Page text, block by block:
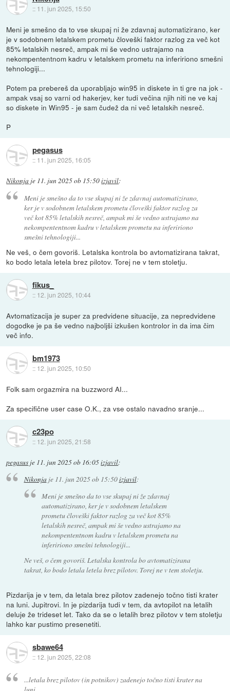
:: 11. jun 2025, 15:50
Meni je smešno da to vse skupaj ni že zdavnaj automatizirano, ker
je v sodobnem letalskem prometu človeški faktor razlog za več kot
85% letalskih nesreč, ampak mi še vedno ustrajamo na
nekompententnom kadru v letalskem prometu na infeririono smešni
tehnologiji...
Potem pa prebereš da uporabljajo win95 in diskete in ti gre na jok -
ampak vsaj so varni od hakerjev, ker tudi večina njih niti ne ve kaj
so diskete in Win95 - je sam čudež da ni več letalskih nesreč.
P
pegasus
:: 11. jun 2025, 16:05
Nikonja je 11. jun 2025 ob 15:50izjavil:
Meni je smešno da to vse skupaj ni že zdavnaj automatizirano,
ker je v sodobnem letalskem prometu človeški faktor razlog za
več kot 85% letalskih nesreč, ampak mi še vedno ustrajamo na
nekompententnom kadru v letalskem prometu na infeririono
smešni tehnologiji...
Ne veš, o čem govoriš. Letalska kontrola bo avtomatizirana takrat,
ko bodo letala letela brez pilotov. Torej ne v tem stoletju.
fikus_
:: 12. jun 2025, 10:44
Avtomatizacija je super za predvidene situacije, za nepredvidene
dogodke je pa še vedno najboljši izkušen kontrolor in da ima čim
več info.
bm1973
:: 12. jun 2025, 10:50
Folk sam orgazmira na buzzword AI...
Za specifične user case O.K., za vse ostalo navadno sranje...
c23po
:: 12. jun 2025, 21:58
pegasus je 11. jun 2025 ob 16:05izjavil:
Nikonjaje 11. jun 2025 ob 15:50izjavil:
Meni je smešno da to vse skupaj ni že zdavnaj
automatizirano, ker je v sodobnem letalskem
prometu človeški faktor razlog za več kot 85%
letalskih nesreč, ampak mi še vedno ustrajamo na
nekompententnom kadru v letalskem prometu na
infeririono smešni tehnologiji...
Ne veš, o čem govoriš. Letalska kontrola bo avtomatizirana
takrat, ko bodo letala letela brez pilotov. Torej ne v tem stoletju.
Pizdarija je v tem, da letala brez pilotov zadenejo točno tisti krater
na luni. Jupitrovi. In je pizdarija tudi v tem, da avtopilot na letalih
deluje že trideset let. Tako da se o letalih brez pilotov v tem stoletju
lahko kar pustimo presenetiti.
sbawe64
:: 12. jun 2025, 22:08
...letala brez pilotov (in potnikov) zadenejo točno tisti krater na